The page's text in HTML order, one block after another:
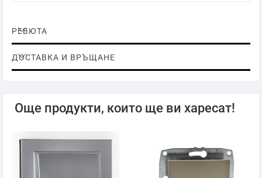
РЕВЮТА
ДОСТАВКА И ВРЪЩАНЕ
Още продукти, които ще ви харесат!